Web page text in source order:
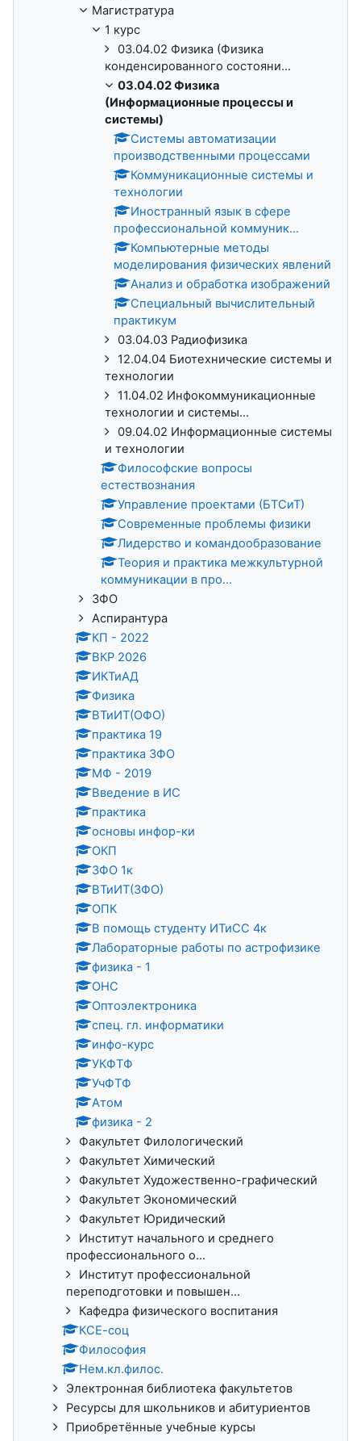
Магистратура
1 курс
03.04.02 Физика (Физика
конденсированного состояни...
03.04.02 Физика
(Информационные процессы и
системы)
Системы автоматизации
производственными процессами
Коммуникационные системы и
технологии
Иностранный язык в сфере
профессиональной коммуник...
Компьютерные методы
моделирования физических явлений
Анализ и обработка изображений
Специальный вычислительный
практикум
03.04.03 Радиофизика
12.04.04 Биотехнические системы и
технологии
11.04.02 Инфокоммуникационные
технологии и системы...
09.04.02 Информационные системы
и технологии
Философские вопросы
естествознания
Управление проектами (БТСиТ)
Современные проблемы физики
Лидерство и командообразование
Теория и практика межкультурной
коммуникации в про...
ЗФО
Аспирантура
КП - 2022
ВКР 2026
ИКТиАД
Физика
ВТиИТ(ОФО)
практика 19
практика ЗФО
МФ - 2019
Введение в ИС
практика
основы инфор-ки
ОКП
ЗФО 1к
ВТиИТ(ЗФО)
ОПК
В помощь студенту ИТиСС 4к
Лабораторные работы по астрофизике
физика - 1
ОНС
Оптоэлектроника
спец. гл. информатики
инфо-курс
УКФТФ
УчФТФ
Атом
физика - 2
Факультет Филологический
Факультет Химический
Факультет Художественно-графический
Факультет Экономический
Факультет Юридический
Институт начального и среднего
профессионального о...
Институт профессиональной
переподготовки и повышен...
Кафедра физического воспитания
КСЕ-соц
Философия
Нем.кл.филос.
Электронная библиотека факультетов
Ресурсы для школьников и абитуриентов
Приобретённые учебные курсы